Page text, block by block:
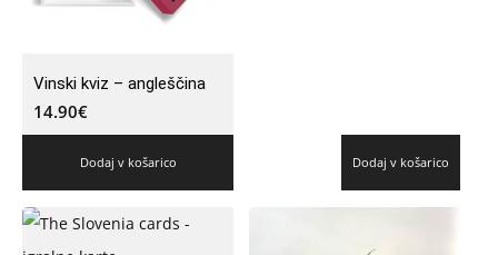
Vinski kviz – angleščina
14.90€
Dodaj v košarico Dodaj v košarico